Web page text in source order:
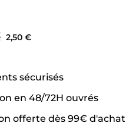
2,50 €
sécurisés
en 48/72H ouvrés
offerte dès 99€ d'achat